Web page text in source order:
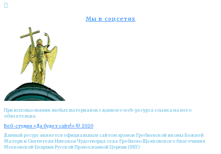
Мы в соцсетях
При использовании любых материалов с данного web-ресурса ссылка на него
обязательна.
Веб-студия «Да будет сайт!» © 2020
Данный ресурс является официальным сайтом храмов Гребневской иконы Божией
Матери и Cвятителя Николая Чудотворца села Гребнево Щелковского благочиния
Московской Епархии Русской Православной Церкви (МП)